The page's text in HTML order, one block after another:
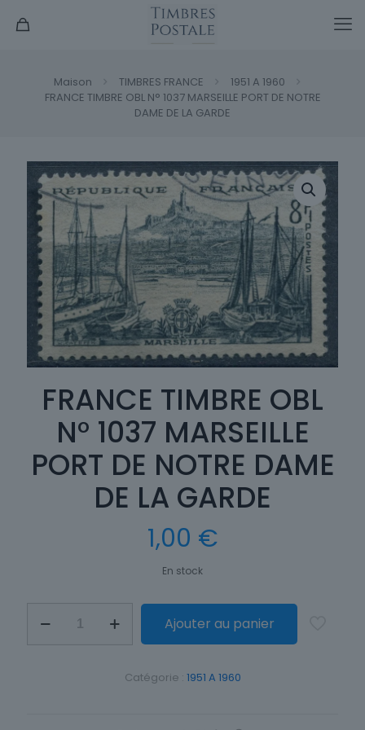
Maison TIMBRES FRANCE
1951 A 1960
FRANCE TIMBRE OBL N° 1037 MARSEILLE PORT DE NOTRE
DAME DE LA GARDE
FRANCE TIMBRE OBL
N° 1037 MARSEILLE
PORT DE NOTRE DAME
DE LA GARDE
1,00 €
En stock
Ajouter au panier
Catégorie : 1951 A 1960